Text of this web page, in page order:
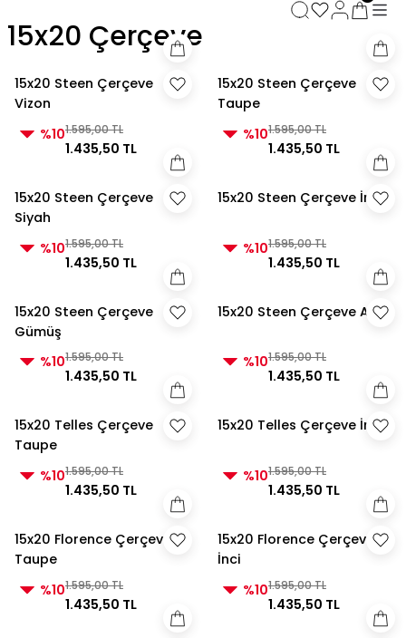
3000 TL ve Üzeri Alışverişlerde Kargo Bedava! 2
3000 TL ve Üzeri Alışverişlerde Kargo Bedava!
3000 TL ve Üzeri Alışverişlerde Kargo Bedava!
15x20 Çerçeve
15x20 Steen Çerçeve
Vizon
%101.595,00 TL
1.435,50 TL
15x20 Steen Çerçeve
Taupe
%101.595,00 TL
1.435,50 TL
15x20 Steen Çerçeve
Siyah
%101.595,00 TL
1.435,50 TL
15x20 Steen Çerçeve İnci
%101.595,00 TL
1.435,50 TL
15x20 Steen Çerçeve
Gümüş
%101.595,00 TL
1.435,50 TL
15x20 Steen Çerçeve Altın
%101.595,00 TL
1.435,50 TL
15x20 Telles Çerçeve
Taupe
%101.595,00 TL
1.435,50 TL
15x20 Telles Çerçeve İnci
%101.595,00 TL
1.435,50 TL
15x20 Florence Çerçeve
Taupe
%101.595,00 TL
1.435,50 TL
15x20 Florence Çerçeve
İnci
%101.595,00 TL
1.435,50 TL